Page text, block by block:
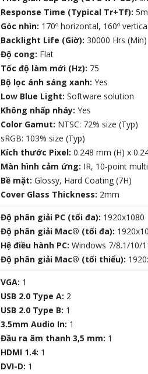
Response Time (Typical Tr+Tf):
Góc nhìn: 170º horizontal, 160º vertical
Backlight Life (Giờ): 30000 Hrs (Min)
Độ cong: Flat
Tốc độ làm mới (Hz): 75
Bộ lọc ánh sáng xanh: Yes
Low Blue Light: Software solution
Không nhấp nháy: Yes
Color Gamut: NTSC: 72% size (Typ)
sRGB: 103% size (Typ)
Kích thước Pixel: 0.248 mm (H) x
Màn hình cảm ứng: IR, 10-point
Bề mặt: Glossy, Hard Coating (7H)
Cover Glass Thickness: 2mm
Độ phân giải PC (tối đa): 1920x1080
Độ phân giải Mac® (tối đa):
Hệ điều hành PC: Windows 7/8.1/10/
Độ phân giải Mac® (tối thiểu):
VGA: 1
USB 2.0 Type A: 2
USB 2.0 Type B: 1
3.5mm Audio In: 1
Đầu ra âm thanh 3,5 mm: 1
HDMI 1.4: 1
DVI-D: 1